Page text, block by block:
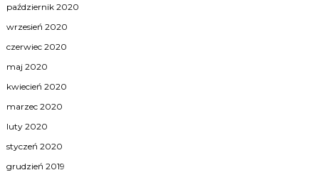
październik 2020
wrzesień 2020
czerwiec 2020
maj 2020
kwiecień 2020
marzec 2020
luty 2020
styczeń 2020
grudzień 2019